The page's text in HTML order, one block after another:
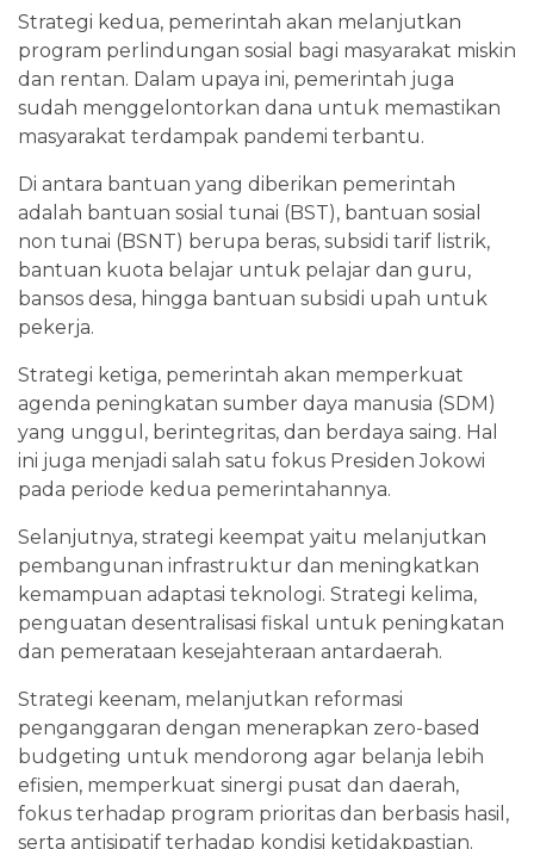
Strategi kedua, pemerintah akan melanjutkan
program perlindungan sosial bagi masyarakat miskin
dan rentan. Dalam upaya ini, pemerintah juga
sudah menggelontorkan dana untuk memastikan
masyarakat terdampak pandemi terbantu.
Di antara bantuan yang diberikan pemerintah
adalah bantuan sosial tunai (BST), bantuan sosial
non tunai (BSNT) berupa beras, subsidi tarif listrik,
bantuan kuota belajar untuk pelajar dan guru,
bansos desa, hingga bantuan subsidi upah untuk
pekerja.
Strategi ketiga, pemerintah akan memperkuat
agenda peningkatan sumber daya manusia (SDM)
yang unggul, berintegritas, dan berdaya saing. Hal
ini juga menjadi salah satu fokus Presiden Jokowi
pada periode kedua pemerintahannya.
Selanjutnya, strategi keempat yaitu melanjutkan
pembangunan infrastruktur dan meningkatkan
kemampuan adaptasi teknologi. Strategi kelima,
penguatan desentralisasi fiskal untuk peningkatan
dan pemerataan kesejahteraan antardaerah.
Strategi keenam, melanjutkan reformasi
penganggaran dengan menerapkan zero-based
budgeting untuk mendorong agar belanja lebih
efisien, memperkuat sinergi pusat dan daerah,
fokus terhadap program prioritas dan berbasis hasil,
serta antisipatif terhadap kondisi ketidakpastian.